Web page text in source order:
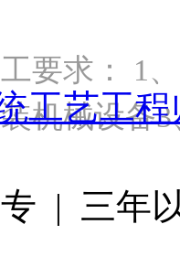
要求： 1
机械设
工艺工程
| 三年